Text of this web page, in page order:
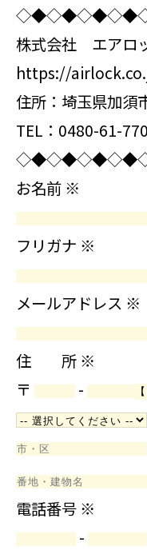
株式会社 エアロ
https://
住所：埼玉県加須
TEL：0480-61-
お名前 ※
フリガナ ※
メールアドレス ※
住 所 ※
〒
-
電話番号 ※
-